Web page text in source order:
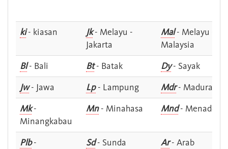
ki- kiasan Jk- Melayu -
Jakarta
Mal- Melayu -
Malaysia
Bl- Bali Bt- Batak Dy- Sayak
Jw- Jawa Lp- Lampung Mdr- Madura
Mk-
Minangkabau
Mn- Minahasa Mnd- Menado
Plb-
Sd- Sunda Ar- Arab